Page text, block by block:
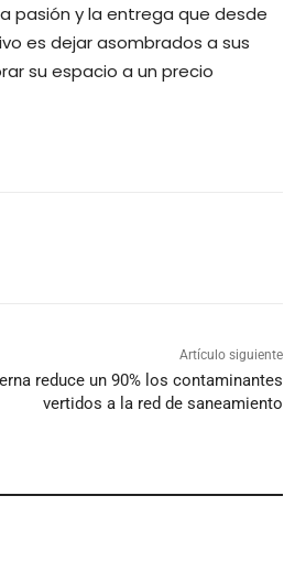
pasión y la entrega que desde
es dejar asombrados a sus
su espacio a un precio
Artículo siguiente
reduce un 90% los contaminantes
vertidos a la red de saneamiento